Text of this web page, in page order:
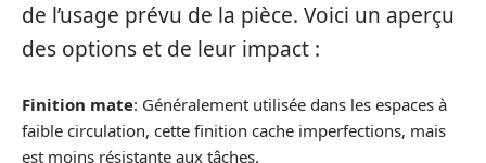
de l’usage prévu de la pièce. Voici un aperçu
des options et de leur impact :
Finition mate: Généralement utilisée dans les espaces à
faible circulation, cette finition cache imperfections, mais
est moins résistante aux tâches.